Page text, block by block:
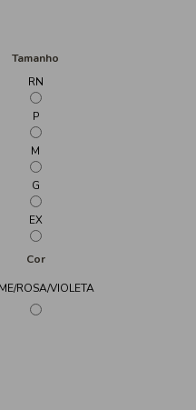
Tamanho
RN
P
M
G
EX
Cor
ROSA/VIOLETA